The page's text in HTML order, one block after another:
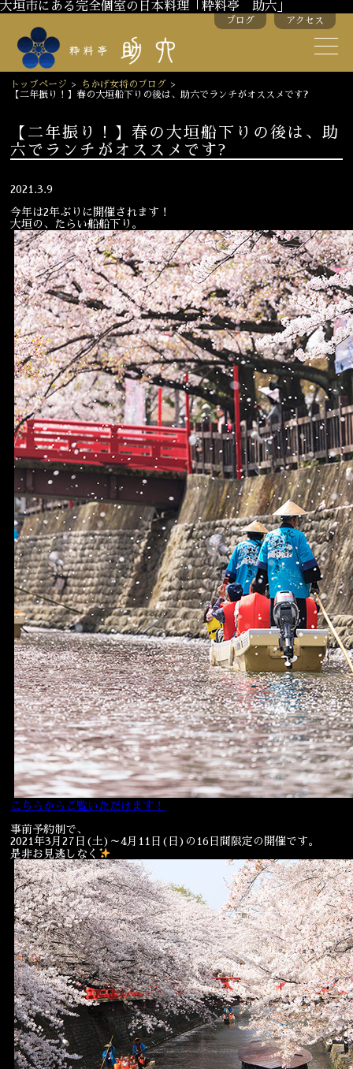
大垣市にある完全個室の日本料理「粋料亭 助六」
ブログ アクセス
トップページ > ちかげ女将のブログ >
【二年振り！】春の大垣船下りの後は、助六でランチがオススメです?
【二年振り！】春の大垣船下りの後は、助
六でランチがオススメです?
2021.3.9
今年は2年ぶりに開催されます！
大垣の、たらい船船下り。
こちらからご覧いただけます！
事前予約制で、
2021年3月27日(土)～4月11日(日)の16日間限定の開催です。
是非お見逃しなく
スタッフ紹介
季節のお料理 お弁当
お飲み物
お部屋のご紹介 会議・舞台のご利用
結婚式・披露宴
ご接待 法要
慶事 お顔合わせ
宴会 ウェディング